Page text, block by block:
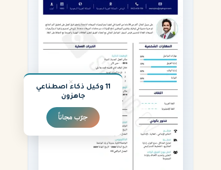
×
11 وكيل ذكاء اصطناعي
جاهزون
جرّب مجاناً